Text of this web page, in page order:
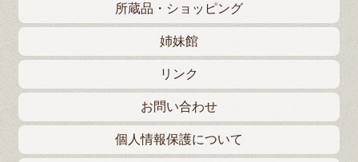
所蔵品・ショッピング
姉妹館
リンク
お問い合わせ
個人情報保護について